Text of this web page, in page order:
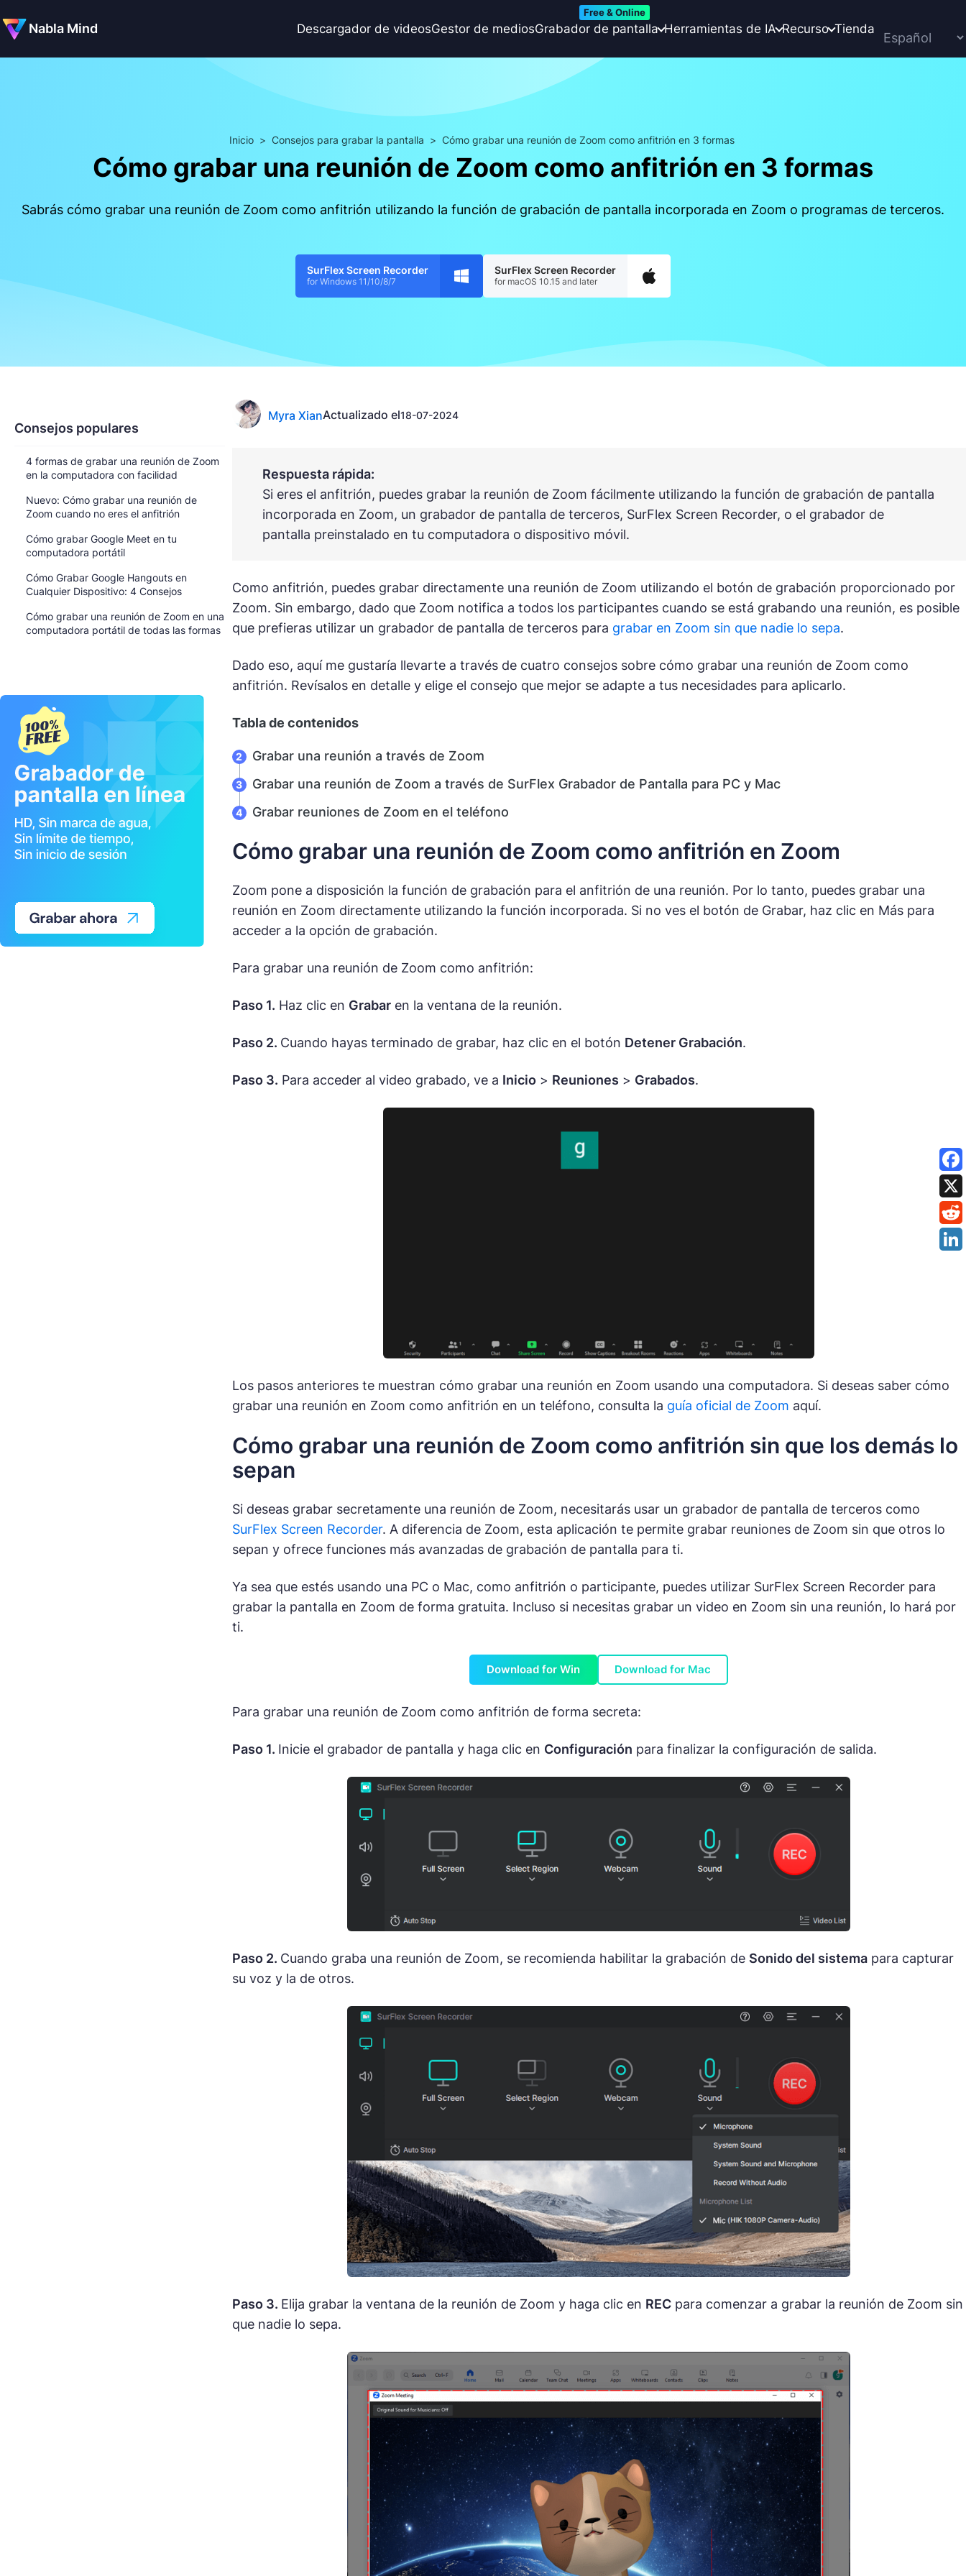
Nabla Mind Descargador de videosGestor de mediosGrabador de pantalla
Free & Online
Herramientas de IA Recurso Tienda
Inicio > Consejos para grabar la pantalla > Cómo grabar una reunión de Zoom como anfitrión en 3 formas
Cómo grabar una reunión de Zoom como anfitrión en 3 formas
Sabrás cómo grabar una reunión de Zoom como anfitrión utilizando la función de grabación de pantalla incorporada en Zoom o programas de terceros.
SurFlex Screen Recorder
for Windows 11/10/8/7
SurFlex Screen Recorder
for macOS 10.15 and later
Consejos populares
4 formas de grabar una reunión de Zoom
en la computadora con facilidad
Nuevo: Cómo grabar una reunión de
Zoom cuando no eres el anfitrión
Cómo grabar Google Meet en tu
computadora portátil
Cómo Grabar Google Hangouts en
Cualquier Dispositivo: 4 Consejos
Cómo grabar una reunión de Zoom en una
computadora portátil de todas las formas
Myra XianActualizado el18-07-2024
Respuesta rápida:
Si eres el anfitrión, puedes grabar la reunión de Zoom fácilmente utilizando la función de grabación de pantalla
incorporada en Zoom, un grabador de pantalla de terceros, SurFlex Screen Recorder, o el grabador de
pantalla preinstalado en tu computadora o dispositivo móvil.
Como anfitrión, puedes grabar directamente una reunión de Zoom utilizando el botón de grabación proporcionado por
Zoom. Sin embargo, dado que Zoom notifica a todos los participantes cuando se está grabando una reunión, es posible
que prefieras utilizar un grabador de pantalla de terceros para grabar en Zoom sin que nadie lo sepa.
Dado eso, aquí me gustaría llevarte a través de cuatro consejos sobre cómo grabar una reunión de Zoom como
anfitrión. Revísalos en detalle y elige el consejo que mejor se adapte a tus necesidades para aplicarlo.
Tabla de contenidos
Grabar una reunión a través de Zoom
Grabar una reunión de Zoom a través de SurFlex Grabador de Pantalla para PC y Mac
Grabar reuniones de Zoom en el teléfono
Cómo grabar una reunión de Zoom como anfitrión en Zoom
Zoom pone a disposición la función de grabación para el anfitrión de una reunión. Por lo tanto, puedes grabar una
reunión en Zoom directamente utilizando la función incorporada. Si no ves el botón de Grabar, haz clic en Más para
acceder a la opción de grabación.
Para grabar una reunión de Zoom como anfitrión:
Paso 1. Haz clic en Grabaren la ventana de la reunión.
Paso 2. Cuando hayas terminado de grabar, haz clic en el botón Detener Grabación.
Paso 3. Para acceder al video grabado, ve a Inicio> Reuniones > Grabados.
Los pasos anteriores te muestran cómo grabar una reunión en Zoom usando una computadora. Si deseas saber cómo
grabar una reunión en Zoom como anfitrión en un teléfono, consulta la guía oficial de Zoom aquí.
Cómo grabar una reunión de Zoom como anfitrión sin que los demás lo
sepan
Si deseas grabar secretamente una reunión de Zoom, necesitarás usar un grabador de pantalla de terceros como
SurFlex Screen Recorder. A diferencia de Zoom, esta aplicación te permite grabar reuniones de Zoom sin que otros lo
sepan y ofrece funciones más avanzadas de grabación de pantalla para ti.
Ya sea que estés usando una PC o Mac, como anfitrión o participante, puedes utilizar SurFlex Screen Recorder para
grabar la pantalla en Zoom de forma gratuita. Incluso si necesitas grabar un video en Zoom sin una reunión, lo hará por
ti.
Download for Win Download for Mac
Para grabar una reunión de Zoom como anfitrión de forma secreta:
Paso 1. Inicie el grabador de pantalla y haga clic en Configuración para finalizar la configuración de salida.
Paso 2. Cuando graba una reunión de Zoom, se recomienda habilitar la grabación de Sonido del sistemapara capturar
su voz y la de otros.
Paso 3. Elija grabar la ventana de la reunión de Zoom y haga clic en RECpara comenzar a grabar la reunión de Zoom sin
que nadie lo sepa.